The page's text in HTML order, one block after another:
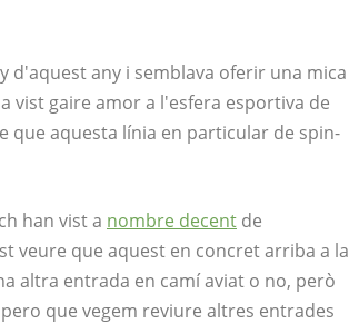
d'aquest any i semblava oferir una mica
vist gaire amor a l'esfera esportiva de
que aquesta línia en particular de spin-
han vist a nombre decent de
veure que aquest en concret arriba a la
altra entrada en camí aviat o no, però
que vegem reviure altres entrades